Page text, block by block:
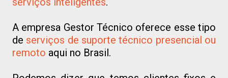
A empresa Gestor Técnico oferece esse tipo
de serviços de suporte técnico presencial ou
remoto aqui no Brasil.